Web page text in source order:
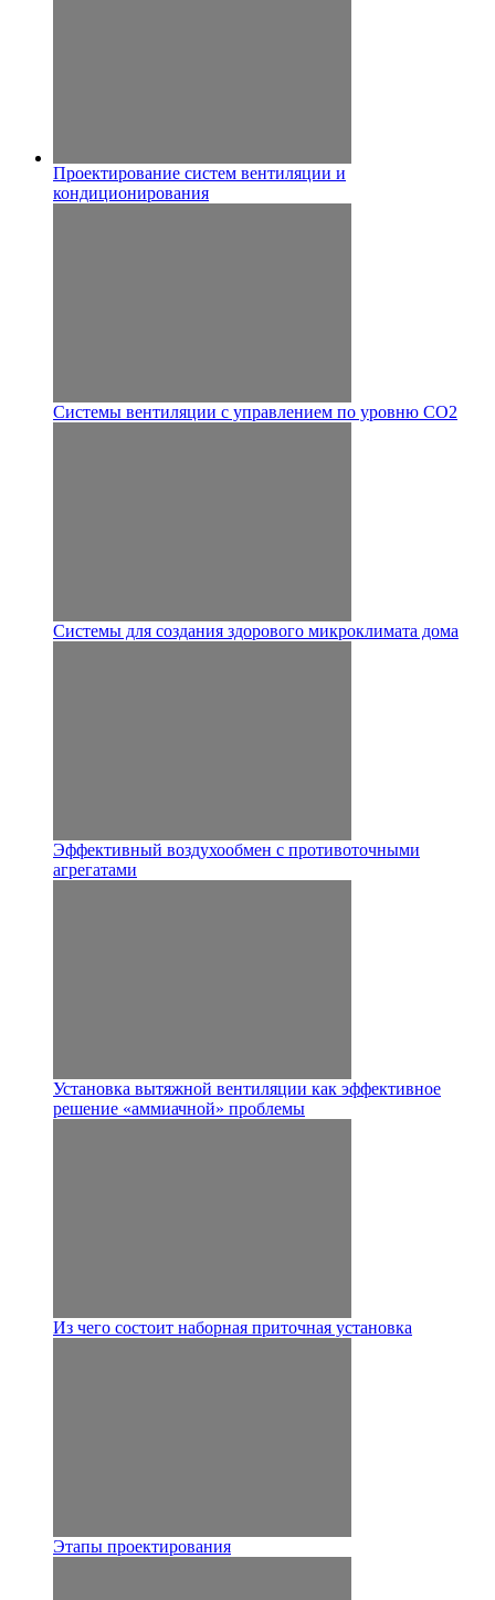
Проектирование систем вентиляции и
кондиционирования
Системы вентиляции с управлением по уровню CO2
Системы для создания здорового микроклимата дома
Эффективный воздухообмен с противоточными
агрегатами
Установка вытяжной вентиляции как эффективное
решение «аммиачной» проблемы
Из чего состоит наборная приточная установка
Этапы проектирования